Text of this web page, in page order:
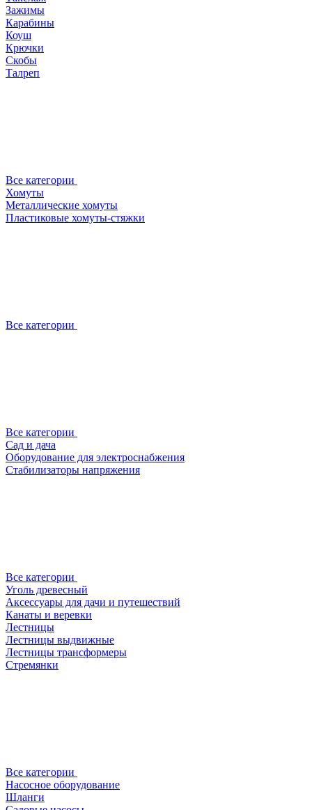
Зажимы
Карабины
Коуш
Крючки
Скобы
Талреп
Все категории
Хомуты
Металлические хомуты
Пластиковые хомуты-стяжки
Все категории
Все категории
Сад и дача
Оборудование для электроснабжения
Стабилизаторы напряжения
Все категории
Уголь древесный
Аксессуары для дачи и путешествий
Канаты и веревки
Лестницы
Лестницы выдвижные
Лестницы трансформеры
Стремянки
Все категории
Насосное оборудование
Шланги